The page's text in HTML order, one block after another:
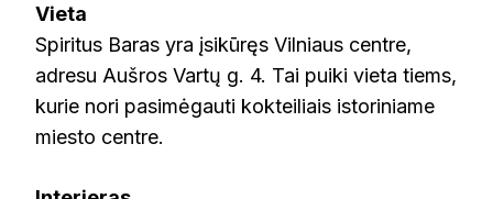
Vieta
Spiritus Baras yra įsikūręs Vilniaus centre,
adresu Aušros Vartų g. 4. Tai puiki vieta tiems,
kurie nori pasimėgauti kokteiliais istoriniame
miesto centre.